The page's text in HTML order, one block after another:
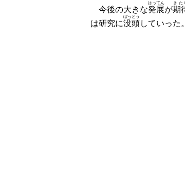
今後の大きな発展
はってん
が期
きた
は研究に没頭
ぼっとう
していった。